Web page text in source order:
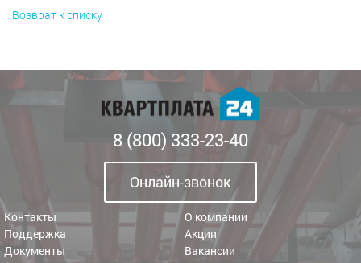
Возврат к списку
8 (800) 333-23-40
Онлайн-звонок
Контакты
Поддержка
Документы
О компании
Акции
Вакансии